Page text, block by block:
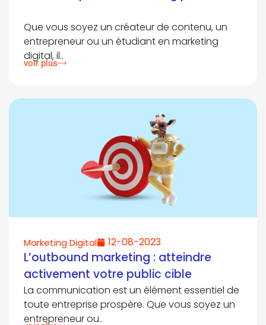
Que vous soyez un créateur de contenu, un
entrepreneur ou un étudiant en marketing
digital, il..
voir plus
Marketing Digital 12-08-2023
L’outbound marketing : atteindre
activement votre public cible
La communication est un élément essentiel de
toute entreprise prospère. Que vous soyez un
entrepreneur ou..